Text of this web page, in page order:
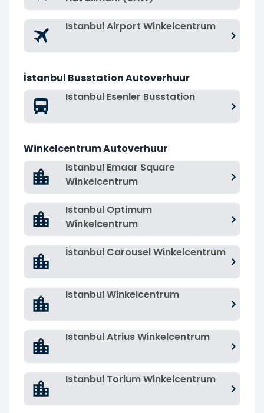
Istanbul Airport Winkelcentrum
İstanbul Busstation Autoverhuur
Istanbul Esenler Busstation
Winkelcentrum Autoverhuur
Istanbul Emaar Square
Winkelcentrum
Istanbul Optimum
Winkelcentrum
İstanbul Carousel Winkelcentrum
Istanbul Winkelcentrum
Istanbul Atrius Winkelcentrum
Istanbul Torium Winkelcentrum